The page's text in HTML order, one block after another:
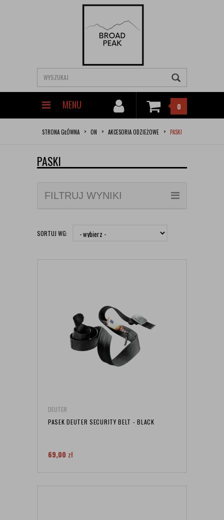
MENU 0
STRONA GŁÓWNA ON AKCESORIA ODZIEŻOWE PASKI
PASKI
FILTRUJ WYNIKI
SORTUJ WG:
DEUTER
PASEK DEUTER SECURITY BELT - BLACK
69,00 zł